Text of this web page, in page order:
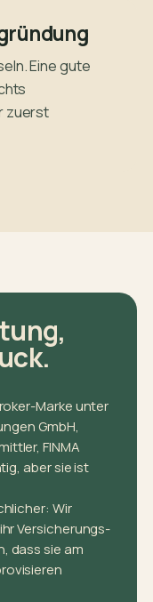
Eine gute
zuerst
Marke unter
GmbH,
FINMA
aber sie ist
Wir
Versicherungs-
dass sie am